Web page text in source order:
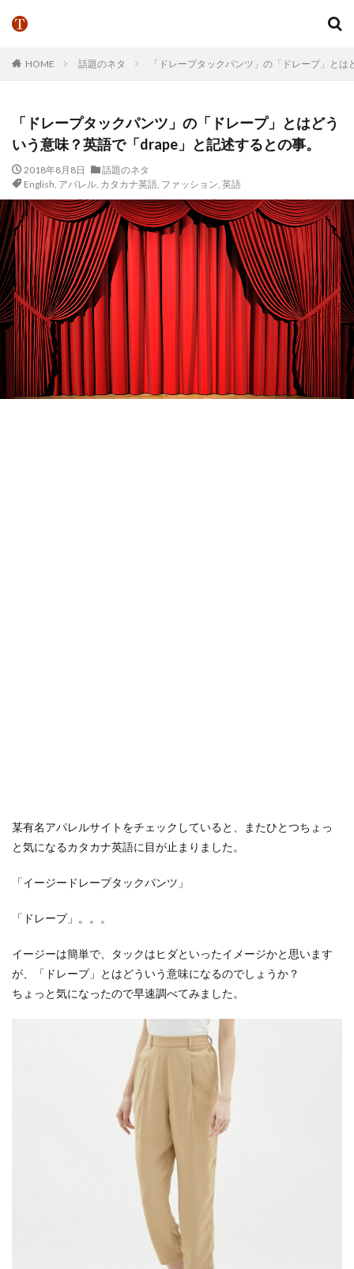
HOME 話題のネタ 「ドレープタックパンツ」の「ドレープ」と
「ドレープタックパンツ」の「ドレープ」とはどう
いう意味？英語で「drape」と記述するとの事。
2018年8月8日
話題のネタ
English, アパレル, カタカナ英語, ファッション, 英語
某有名アパレルサイトをチェックしていると、またひとつちょっ
と気になるカタカナ英語に目が止まりました。
「イージードレープタックパンツ」
「ドレープ」。。。
イージーは簡単で、タックはヒダといったイメージかと思います
が、「ドレープ」とはどういう意味になるのでしょうか？
ちょっと気になったので早速調べてみました。